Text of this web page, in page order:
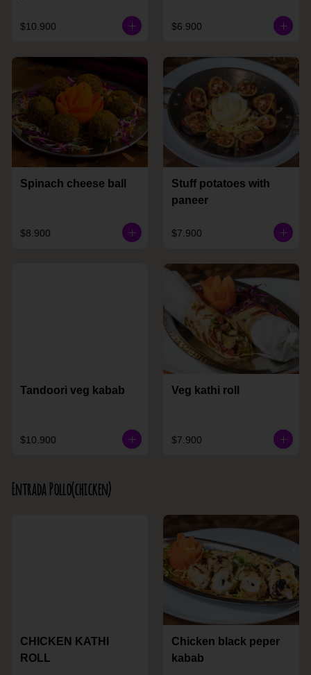
$10.900 $6.900
Spinach cheese ball
$8.900
Stuff potatoes with
paneer
$7.900
Tandoori veg kabab
$10.900
Veg kathi roll
$7.900
Entrada Pollo(chicken)
CHICKEN KATHI
ROLL
Chicken black peper
kabab